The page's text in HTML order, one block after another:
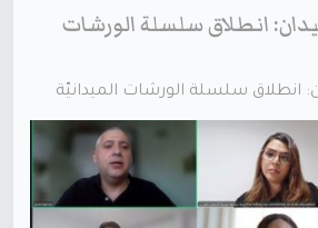
انطلاق سلسلة الورشات
انطلاق سلسلة الورشات الميدانيّة